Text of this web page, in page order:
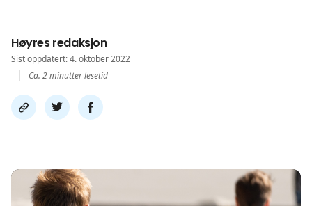
Høyres redaksjon
Sist oppdatert: 4. oktober 2022
Ca. 2 minutter lesetid
Del
link
Del
på
Del
på